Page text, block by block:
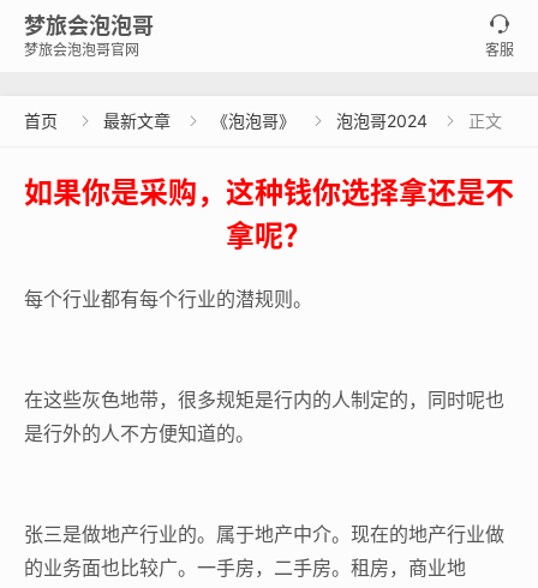
梦旅会泡泡哥
梦旅会泡泡哥官网

客服
首页  最新文章  《泡泡哥》  泡泡哥2024  正文
如果你是采购，这种钱你选择拿还是不
拿呢？
每个行业都有每个行业的潜规则。
在这些灰色地带，很多规矩是行内的人制定的，同时呢也
是行外的人不方便知道的。
张三是做地产行业的。属于地产中介。现在的地产行业做
的业务面也比较广。一手房，二手房。租房，商业地